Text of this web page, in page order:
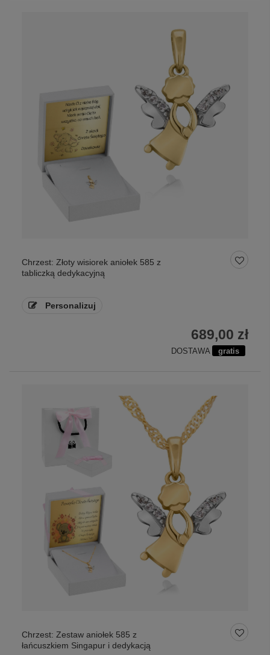
Chrzest: Złoty wisiorek aniołek 585 z
tabliczką dedykacyjną
Personalizuj
689,00 zł
DOSTAWA gratis
Chrzest: Zestaw aniołek 585 z
łańcuszkiem Singapur i dedykacją